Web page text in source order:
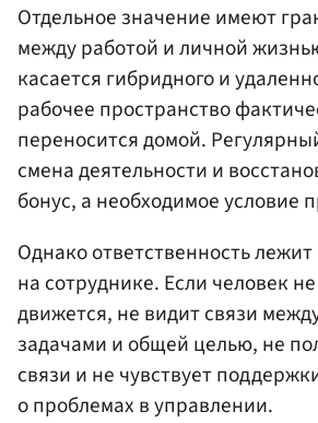
Отдельное значение имеют
между работой и личной
касается гибридного и
рабочее пространство
переносится домой.
смена деятельности и
бонус, а необходимое условие
Однако ответственность лежит
на сотруднике. Если человек
движется, не видит связи
задачами и общей целью, не
связи и не чувствует
о проблемах в управлении.